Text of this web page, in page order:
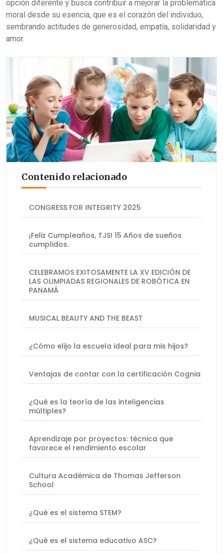
Contenido relacionado
CONGRESS FOR INTEGRITY 2025
¡Feliz Cumpleaños, TJS! 15 Años de sueños
cumplidos.
CELEBRAMOS EXITOSAMENTE LA XV EDICIÓN DE
LAS OLIMPIADAS REGIONALES DE ROBÓTICA EN
PANAMÁ
MUSICAL BEAUTY AND THE BEAST
¿Cómo elijo la escuela ideal para mis hijos?
Ventajas de contar con la certificación Cognia
¿Qué es la teoría de las inteligencias
múltiples?
Aprendizaje por proyectos: técnica que
favorece el rendimiento escolar
Cultura Académica de Thomas Jefferson
School
¿Qué es el sistema STEM?
¿Qué es el sistema educativo ASC?
opción diferente y busca contribuir a mejorar la problemática
moral desde su esencia, que es el corazón del individuo,
sembrando actitudes de generosidad, empatía, solidaridad y
amor.